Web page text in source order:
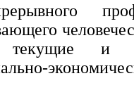
текущие и